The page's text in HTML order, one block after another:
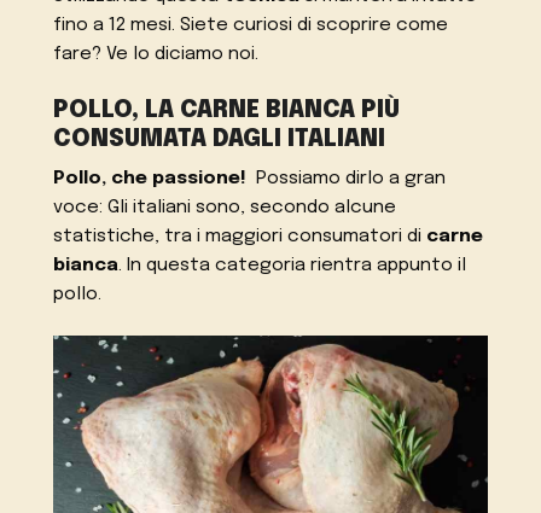
fino a 12 mesi. Siete curiosi di scoprire come
fare? Ve lo diciamo noi.
POLLO, LA CARNE BIANCA PIÙ
CONSUMATA DAGLI ITALIANI
Pollo, che passione!
Possiamo dirlo a gran
voce: Gli italiani sono, secondo alcune
statistiche, tra i maggiori consumatori di carne
bianca. In questa categoria rientra appunto il
pollo.